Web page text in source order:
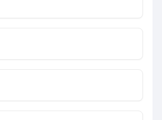
هل يمكنني جمع كود خصم